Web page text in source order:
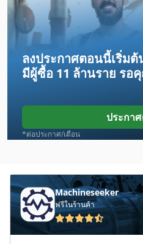
Frommia 261
Frommia 635
Gmc
Hueller Hille Nbh
Ingersoll Rand 185
Kity 619
Kondia Fv 1
Lm Guide
Mcv
ลงประกาศตอนนี้เริ่มต้
มีผู้ซื้อ 11 ล้านราย รอ
ประกา
*ต่อประกาศ/เดือน
Machineseeker
ฟรีในร้านค้า